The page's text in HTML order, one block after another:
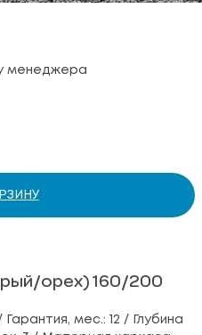
менеджера
орех) 160/200
мес.: 12 / Глубина